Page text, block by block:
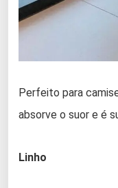
Perfeito para
absorve o suor e é
Linho